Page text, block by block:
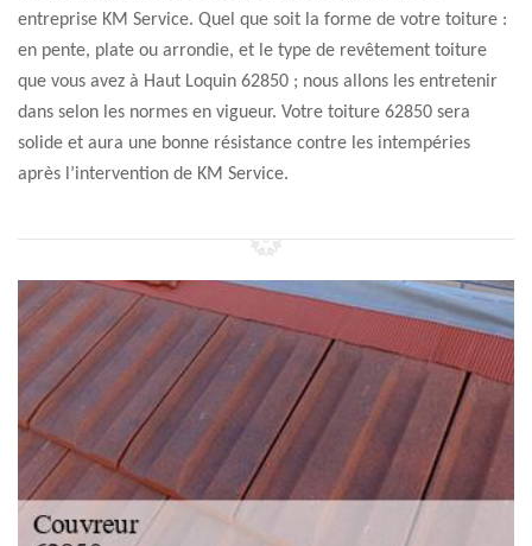
entreprise KM Service. Quel que soit la forme de votre toiture :
en pente, plate ou arrondie, et le type de revêtement toiture
que vous avez à Haut Loquin 62850 ; nous allons les entretenir
dans selon les normes en vigueur. Votre toiture 62850 sera
solide et aura une bonne résistance contre les intempéries
après l’intervention de KM Service.